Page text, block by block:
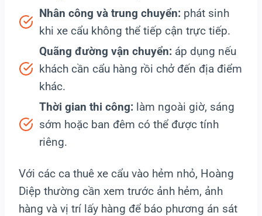
Nhân công và trung chuyển: phát sinh
khi xe cẩu không thể tiếp cận trực tiếp.
Quãng đường vận chuyển: áp dụng nếu
khách cần cẩu hàng rồi chở đến địa điểm
khác.
Thời gian thi công: làm ngoài giờ, sáng
sớm hoặc ban đêm có thể được tính
riêng.
Với các ca thuê xe cẩu vào hẻm nhỏ, Hoàng
Diệp thường cần xem trước ảnh hẻm, ảnh
hàng và vị trí lấy hàng để báo phương án sát